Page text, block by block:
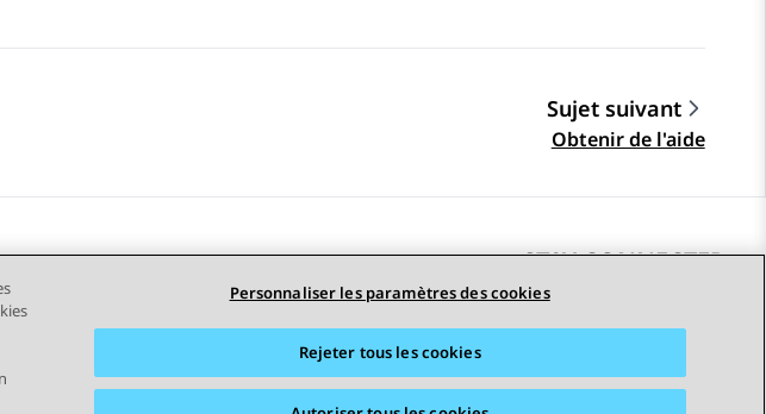
Sujet suivant
Obtenir de l'aide
STAY CONNECTED
de cookies Marques commerciales Accessibilité © 2026 Avaya LLC
Personnaliser les paramètres des cookies
Rejeter tous les cookies